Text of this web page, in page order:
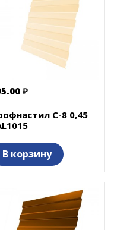
₽
С-8 0,45
В корзину